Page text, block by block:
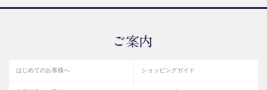
はじめてのお客様へ ショッピングガイド